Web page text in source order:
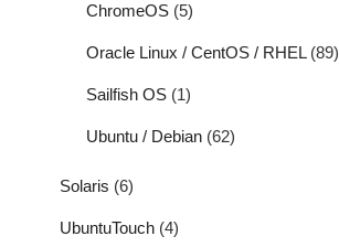
ChromeOS (5)
Oracle Linux / CentOS / RHEL(89)
Sailfish OS (1)
Ubuntu / Debian (62)
Solaris (6)
UbuntuTouch (4)